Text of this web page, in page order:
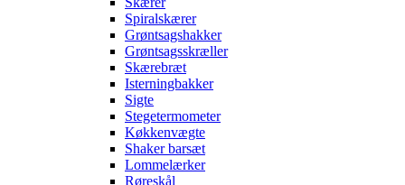
Spiralskærer
Grøntsagshakker
Grøntsagsskræller
Skærebræt
Isterningbakker
Sigte
Stegetermometer
Køkkenvægte
Shaker barsæt
Lommelærker
Røreskål